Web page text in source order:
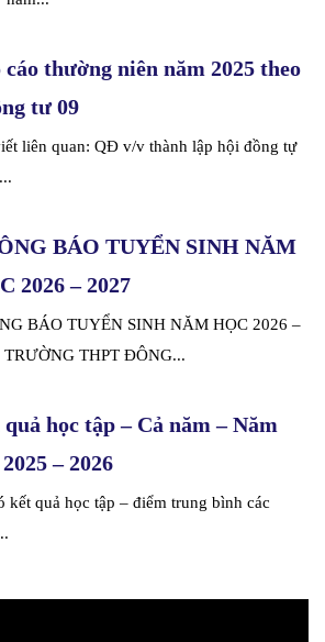
cáo thường niên năm 2025 theo
tư 09
liên quan: QĐ v/v thành lập hội đồng tự
BÁO TUYỂN SINH NĂM
2026 – 2027
BÁO TUYỂN SINH NĂM HỌC 2026 –
TRƯỜNG THPT ĐÔNG...
học tập – Cả năm – Năm
– 2026
kết quả học tập – điểm trung bình các